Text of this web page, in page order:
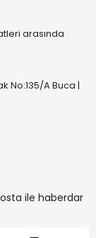
arasında
No:135/A Buca |
ile haberdar